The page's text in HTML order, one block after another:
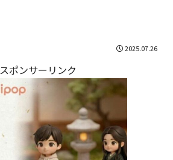
2025.07.26
スポンサーリンク